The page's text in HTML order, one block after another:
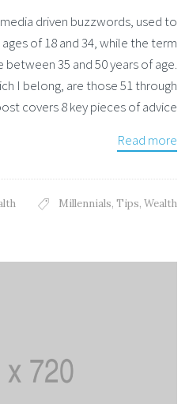
driven buzzwords, used to
of 18 and 34, while the term
between 35 and 50 years of age.
I belong, are those 51 through
covers 8 key pieces of advice.
Read more
Millennials, Tips, Wealth